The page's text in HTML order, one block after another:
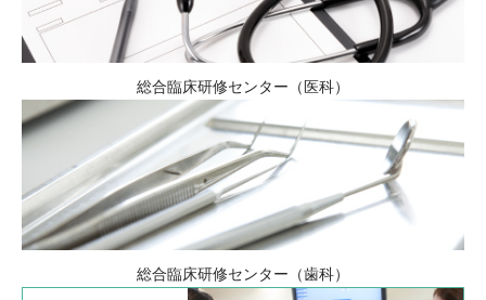
総合臨床研修センター（医科）
総合臨床研修センター（歯科）